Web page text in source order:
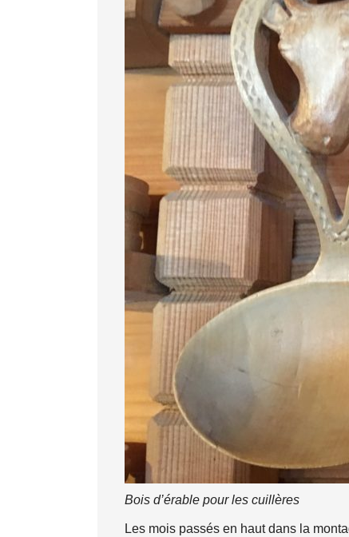
Bois d’érable pour les cuillères
Les mois passés en haut dans la